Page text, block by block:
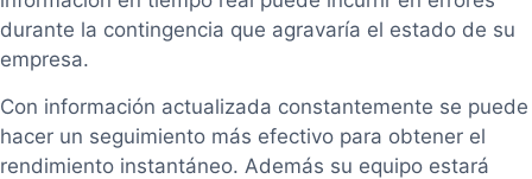
durante la contingencia que agravaría el estado de su
empresa.
Con información actualizada constantemente se puede
hacer un seguimiento más efectivo para obtener el
rendimiento instantáneo. Además su equipo estará